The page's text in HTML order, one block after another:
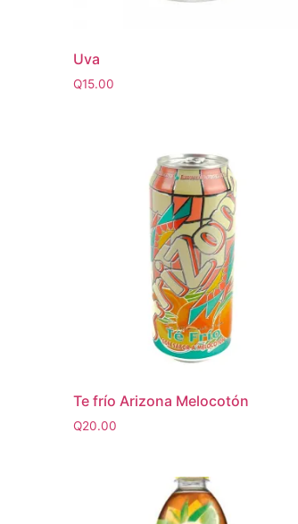
Uva
Q15.00
Te frío Arizona Melocotón
Q20.00